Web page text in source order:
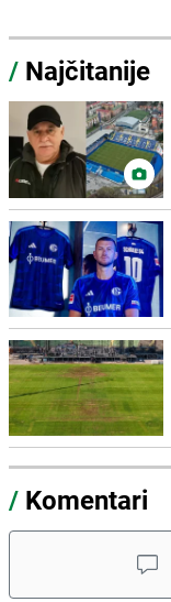
/ Najčitanije
/ Komentari